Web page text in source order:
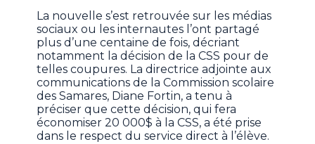
La nouvelle s’est retrouvée sur les médias
sociaux ou les internautes l’ont partagé
plus d’une centaine de fois, décriant
notamment la décision de la CSS pour de
telles coupures. La directrice adjointe aux
communications de la Commission scolaire
des Samares, Diane Fortin, a tenu à
préciser que cette décision, qui fera
économiser 20 000$ à la CSS, a été prise
dans le respect du service direct à l’élève.